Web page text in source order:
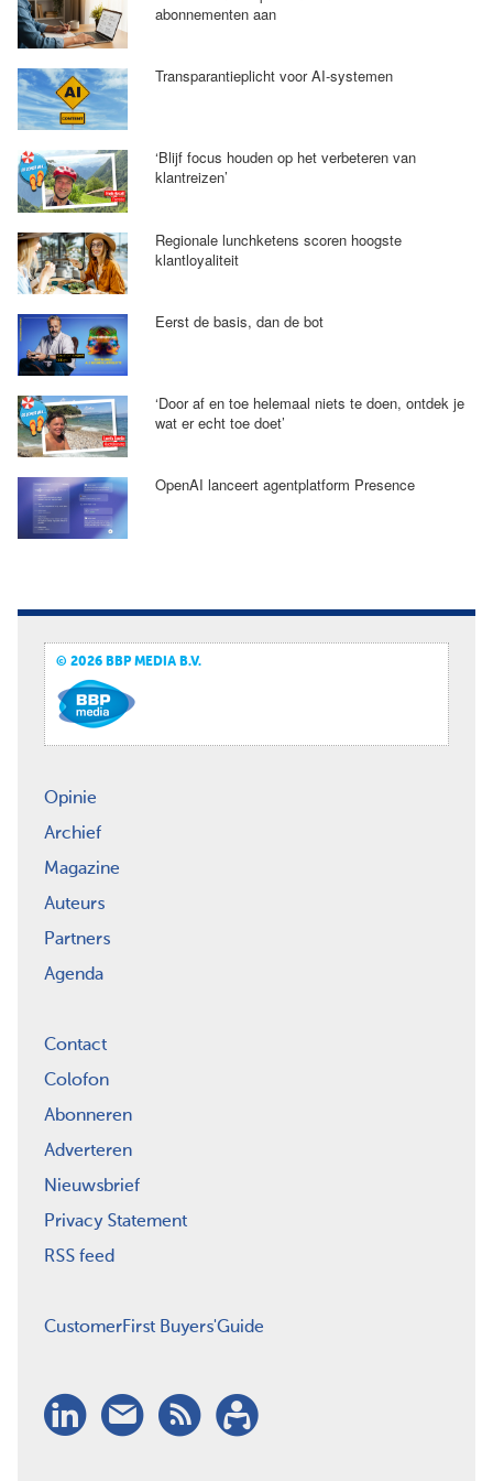
abonnementen aan
Transparantieplicht voor AI-systemen
‘Blijf focus houden op het verbeteren van
klantreizen’
Regionale lunchketens scoren hoogste
klantloyaliteit
Eerst de basis, dan de bot
‘Door af en toe helemaal niets te doen, ontdek je
wat er echt toe doet’
OpenAI lanceert agentplatform Presence
© 2026 BBP MEDIA B.V.
Opinie
Archief
Magazine
Auteurs
Partners
Agenda
Contact
Colofon
Abonneren
Adverteren
Nieuwsbrief
Privacy Statement
RSS feed
CustomerFirst Buyers'Guide
LinkedIn
Nieuwsbrief
RSSAbonneren